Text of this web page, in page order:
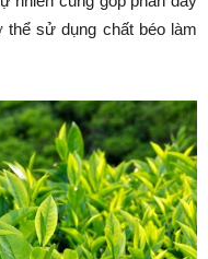
thể sử dụng chất béo làm